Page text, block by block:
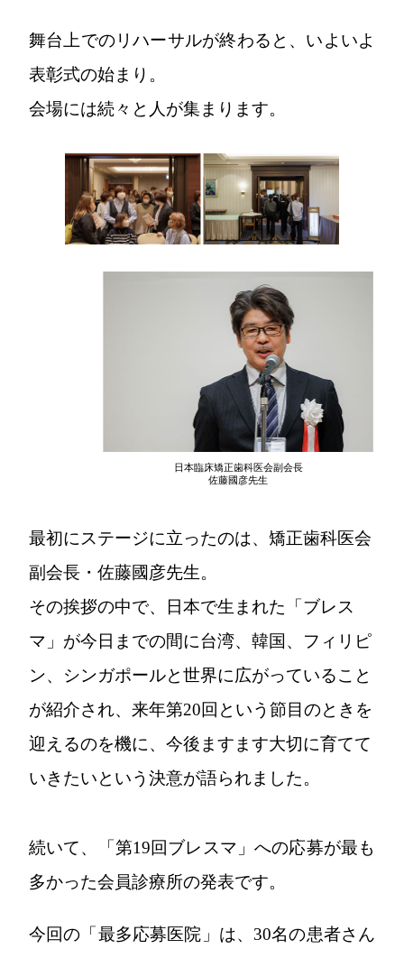
舞台上でのリハーサルが終わると、いよいよ
表彰式の始まり。
会場には続々と人が集まります。
日本臨床矯正歯科医会副会長
佐藤國彦先生
最初にステージに立ったのは、矯正歯科医会
副会長・佐藤國彦先生。
その挨拶の中で、日本で生まれた「ブレス
マ」が今日までの間に台湾、韓国、フィリピ
ン、シンガポールと世界に広がっていること
が紹介され、来年第20回という節目のときを
迎えるのを機に、今後ますます大切に育てて
いきたいという決意が語られました。
続いて、「第19回ブレスマ」への応募が最も
多かった会員診療所の発表です。
今回の「最多応募医院」は、30名の患者さん